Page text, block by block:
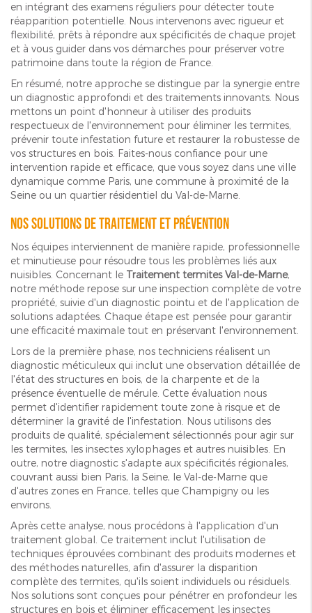
en intégrant des examens réguliers pour détecter toute
réapparition potentielle. Nous intervenons avec rigueur et
flexibilité, prêts à répondre aux spécificités de chaque projet
et à vous guider dans vos démarches pour préserver votre
patrimoine dans toute la région de France.
En résumé, notre approche se distingue par la synergie entre
un diagnostic approfondi et des traitements innovants. Nous
mettons un point d'honneur à utiliser des produits
respectueux de l'environnement pour éliminer les termites,
prévenir toute infestation future et restaurer la robustesse de
vos structures en bois. Faites-nous confiance pour une
intervention rapide et efficace, que vous soyez dans une ville
dynamique comme Paris, une commune à proximité de la
Seine ou un quartier résidentiel du Val-de-Marne.
Nos solutions de traitement et prévention
Nos équipes interviennent de manière rapide, professionnelle
et minutieuse pour résoudre tous les problèmes liés aux
nuisibles. Concernant le Traitement termites Val-de-Marne,
notre méthode repose sur une inspection complète de votre
propriété, suivie d'un diagnostic pointu et de l'application de
solutions adaptées. Chaque étape est pensée pour garantir
une efficacité maximale tout en préservant l'environnement.
Lors de la première phase, nos techniciens réalisent un
diagnostic méticuleux qui inclut une observation détaillée de
l'état des structures en bois, de la charpente et de la
présence éventuelle de mérule. Cette évaluation nous
permet d'identifier rapidement toute zone à risque et de
déterminer la gravité de l'infestation. Nous utilisons des
produits de qualité, spécialement sélectionnés pour agir sur
les termites, les insectes xylophages et autres nuisibles. En
outre, notre diagnostic s'adapte aux spécificités régionales,
couvrant aussi bien Paris, la Seine, le Val-de-Marne que
d'autres zones en France, telles que Champigny ou les
environs.
Après cette analyse, nous procédons à l'application d'un
traitement global. Ce traitement inclut l'utilisation de
techniques éprouvées combinant des produits modernes et
des méthodes naturelles, afin d'assurer la disparition
complète des termites, qu'ils soient individuels ou résiduels.
Nos solutions sont conçues pour pénétrer en profondeur les
structures en bois et éliminer efficacement les insectes